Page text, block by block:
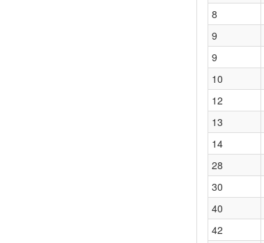
8
9
9
10
12
13
14
28
30
40
42